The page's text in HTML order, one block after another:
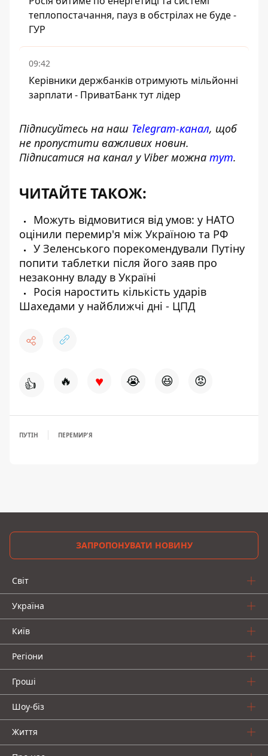
теплопостачання, пауз в обстрілах не буде -
ГУР
09:42
Керівники держбанків отримують мільйонні
зарплати - ПриватБанк тут лідер
Підписуйтесь на наш Telegram-канал, щоб
не пропустити важливих новин.
Підписатися на канал у Viber можна тут.
ЧИТАЙТЕ ТАКОЖ:
Можуть відмовитися від умов: у НАТО
оцінили перемир'я між Україною та РФ
У Зеленського порекомендували Путіну
попити таблетки після його заяв про
незаконну владу в Україні
Росія наростить кількість ударів
Шахедами у найближчі дні - ЦПД
👍 🔥 ♥ 😭 😆 😡
ПУТІН ПЕРЕМИР'Я
ЗАПРОПОНУВАТИ НОВИНУ
Світ
Україна
Київ
Регіони
Гроші
Шоу-біз
Життя